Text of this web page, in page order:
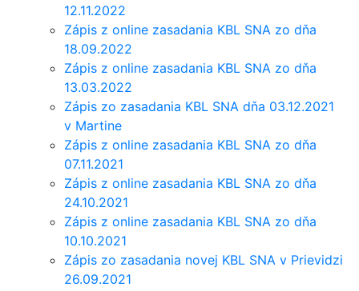
12.11.2022
Zápis z online zasadania KBL SNA zo dňa
18.09.2022
Zápis z online zasadania KBL SNA zo dňa
13.03.2022
Zápis zo zasadania KBL SNA dňa 03.12.2021
v Martine
Zápis z online zasadania KBL SNA zo dňa
07.11.2021
Zápis z online zasadania KBL SNA zo dňa
24.10.2021
Zápis z online zasadania KBL SNA zo dňa
10.10.2021
Zápis zo zasadania novej KBL SNA v Prievidzi
26.09.2021